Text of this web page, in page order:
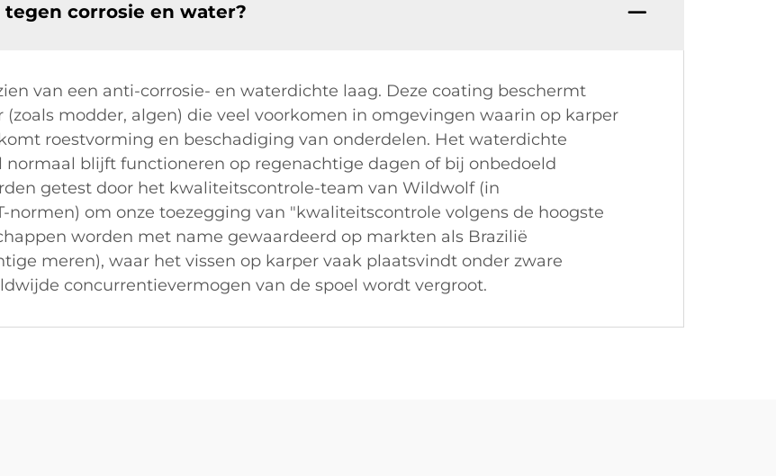
corrosie en water?
van een anti-corrosie- en waterdichte laag. Deze coating beschermt
modder, algen) die veel voorkomen in omgevingen waarin op karper
roestvorming en beschadiging van onderdelen. Het waterdichte
normaal blijft functioneren op regenachtige dagen of bij onbedoeld
getest door het kwaliteitscontrole-team van Wildwolf (in
normen) om onze toezegging van "kwaliteitscontrole volgens de hoogste
worden met name gewaardeerd op markten als Brazilië
meren), waar het vissen op karper vaak plaatsvindt onder zware
concurrentievermogen van de spoel wordt vergroot.